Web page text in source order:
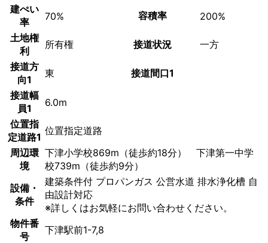
建ぺい
率
70% 容積率
200%
土地権
利
所有権 接道状況
一方
接道方
向1
東
接道間口1
接道幅
員1
6.0m
位置指
定道路1
位置指定道路
周辺環
境
下津小学校869m（徒歩約18分） 下津第一中学
校739m（徒歩約9分）
設備・
条件
建築条件付 プロパンガス 公営水道 排水浄化槽 自
由設計対応
※詳しくはお気軽にお問い合わせください。
物件番
号
下津駅前1-7,8